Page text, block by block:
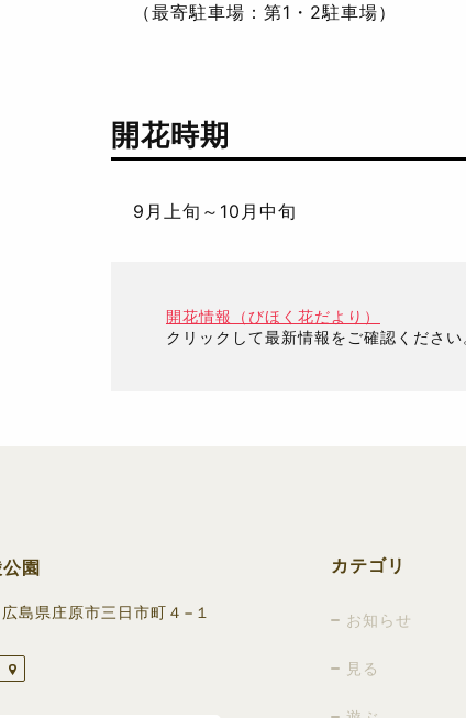
（最寄駐車場：第1・2駐車場）
開花時期
9月上旬～10月中旬
開花情報（びほく花だより）
クリックして最新情報をご確認ください
園
県庄原市三日市町４−１
カテゴリ
お知らせ
見る